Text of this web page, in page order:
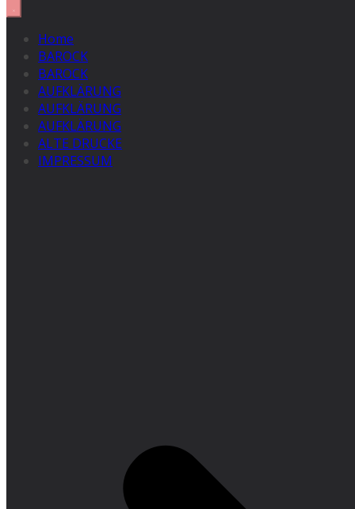
Home
BAROCK
BAROCK
AUFKLÄRUNG
AUFKLÄRUNG
AUFKLÄRUNG
ALTE DRUCKE
IMPRESSUM